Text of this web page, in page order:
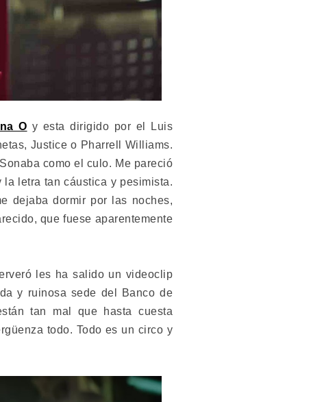
O y esta dirigido por el Luis
Justice o Pharrell Williams.
como el culo. Me pareció
letra tan cáustica y pesimista.
dejaba dormir por las noches,
que fuese aparentemente
les ha salido un videoclip
y ruinosa sede del Banco de
tan mal que hasta cuesta
todo. Todo es un circo y